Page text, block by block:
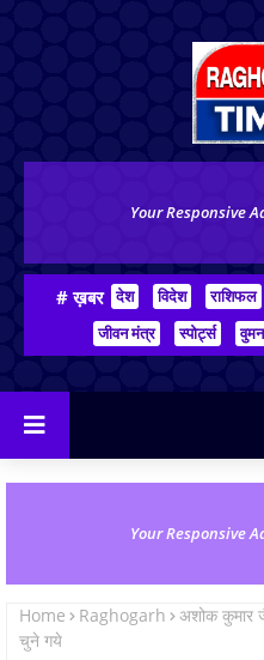
Your Responsive
# ख़बर देश विदेश राशिफल
जीवन मंत्र
स्पोर्ट्स वुमन
Your Responsive
Home Raghogarh
अशोक कुमार
चुने गये